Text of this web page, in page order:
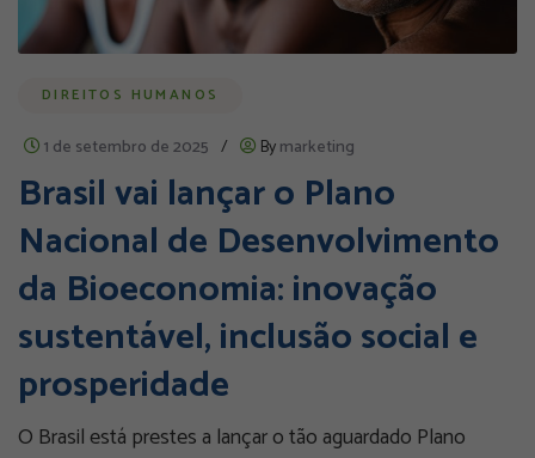
DIREITOS HUMANOS
1 de setembro de 2025 / Bymarketing
Brasil vai lançar o Plano
Nacional de Desenvolvimento
da Bioeconomia: inovação
sustentável, inclusão social e
prosperidade
O Brasil está prestes a lançar o tão aguardado Plano